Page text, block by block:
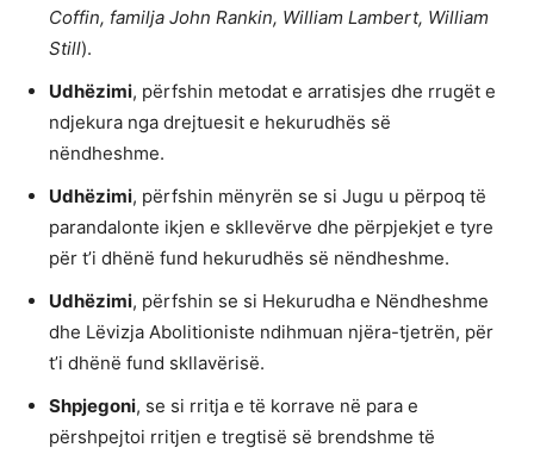
Coffin, familja John Rankin, William Lambert, William
Still).
Udhëzimi, përfshin metodat e arratisjes dhe rrugët e
ndjekura nga drejtuesit e hekurudhës së
nëndheshme.
Udhëzimi, përfshin mënyrën se si Jugu u përpoq të
parandalonte ikjen e skllevërve dhe përpjekjet e tyre
për t’i dhënë fund hekurudhës së nëndheshme.
Udhëzimi, përfshin se si Hekurudha e Nëndheshme
dhe Lëvizja Abolitioniste ndihmuan njëra-tjetrën, për
t’i dhënë fund skllavërisë.
Shpjegoni, se si rritja e të korrave në para e
përshpejtoi rritjen e tregtisë së brendshme të